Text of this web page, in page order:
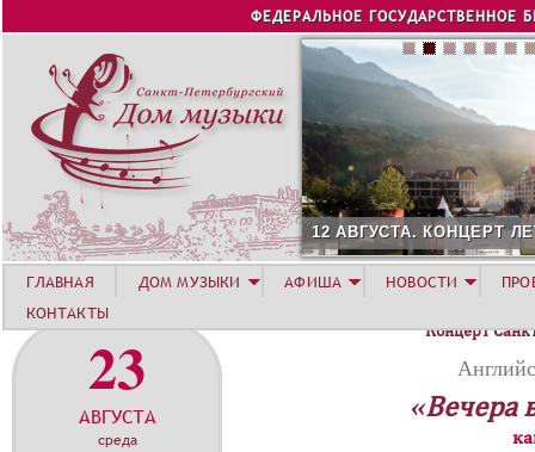
Jump to navigation
ФЕДЕРАЛЬНОЕ ГОСУДАРСТВЕННОЕ
12 АВГУСТА. КОНЦЕРТ
23
АВГУСТА
среда
Концерт
«Вечера
ГЛАВНАЯ ДОМ МУЗЫКИ АФИША НОВОСТИ
КОНТАКТЫ